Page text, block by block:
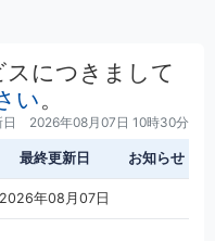
につきまして
い。
日 2026年08月07日 10時30分
最終更新日 お知らせ
2026年08月07日